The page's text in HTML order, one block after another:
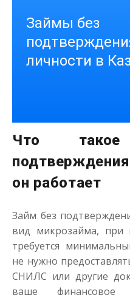
Деньги на
Сумма
Что
он работает
Займ без
вид микрозайма, при
требуется
не нужно
СНИЛС или другие
ваше финансовое